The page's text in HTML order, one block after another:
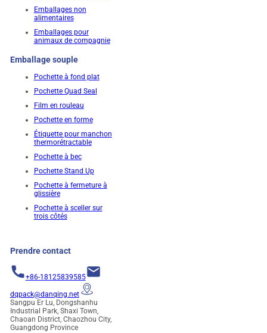
Emballages non
alimentaires
Emballages pour
animaux de compagnie
Emballage souple
Pochette à fond plat
Pochette Quad Seal
Film en rouleau
Pochette en forme
Étiquette pour manchon
thermorétractable
Pochette à bec
Pochette Stand Up
Pochette à fermeture à
glissière
Pochette à sceller sur
trois côtés
Prendre contact
+86-18125839585
dqpack@danqing.net
Sangpu Er Lu, Dongshanhu
Industrial Park, Shaxi Town,
Chaoan District, Chaozhou City,
Guangdong Province